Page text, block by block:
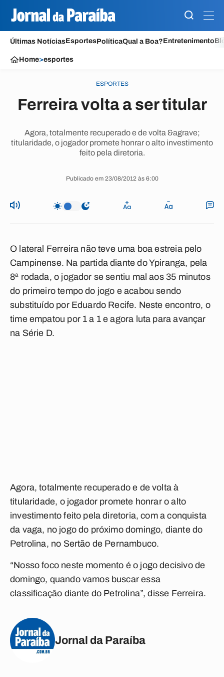
Últimas NotíciasEsportesPolíticaQual a Boa?Entretenimento
Home>esportes
ESPORTES
Ferreira volta a ser titular
Agora, totalmente recuperado e de volta &agrave;
titularidade, o jogador promete honrar o alto investimento
feito pela diretoria.
Publicado em 23/08/2012 às 6:00
O lateral Ferreira não teve uma boa estreia pelo
Campinense. Na partida diante do Ypiranga, pela
8ª rodada, o jogador se sentiu mal aos 35 minutos
do primeiro tempo do jogo e acabou sendo
substituído por Eduardo Recife. Neste encontro, o
time empatou por 1 a 1 e agora luta para avançar
na Série D.
Agora, totalmente recuperado e de volta à
titularidade, o jogador promete honrar o alto
investimento feito pela diretoria, com a conquista
da vaga, no jogo do próximo domingo, diante do
Petrolina, no Sertão de Pernambuco.
“Nosso foco neste momento é o jogo decisivo de
domingo, quando vamos buscar essa
classificação diante do Petrolina”, disse Ferreira.
Jornal da Paraíba